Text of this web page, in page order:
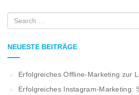
Search
NEUESTE BEITRÄGE
Erfolgreiches Offline-Marketing zur
Erfolgreiches Instagram-Marketing: